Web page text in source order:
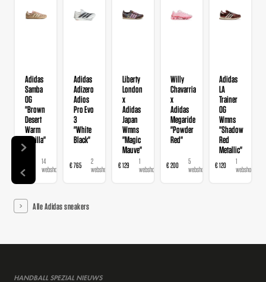
Adidas
Samba
OG
"Brown
Desert
Warm
Vanilla"
14
webshops
Adidas
Adizero
Adios
Pro Evo
3
"White
Black"
€ 765
2
webshops
Liberty
London
x
Adidas
Japan
Wmns
"Magic
Mauve"
€ 129
1
webshop
Willy
Chavarria
x
Adidas
Megaride
"Powder
Red"
€ 200
5
webshops
Adidas
LA
Trainer
OG
Wmns
"Shadow
Red
Metallic"
€ 120
1
webshop
Alle Adidas sneakers
HANDBALL SPEZIAL NIEUWS